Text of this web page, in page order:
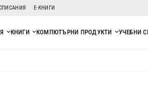
Е-КНИГИ
КНИГИ КОМПЮТЪРНИ ПРОДУКТИ УЧЕБНИ